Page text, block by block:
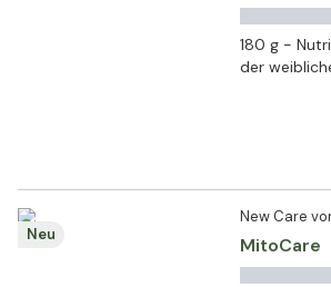
180 g -
der
Neu
New Care
MitoCare